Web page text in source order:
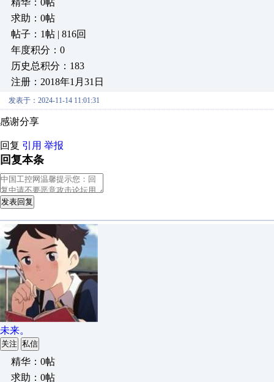
精华：0帖
求助：0帖
帖子：1帖 | 816回
年度积分：0
历史总积分：183
注册：2018年1月31日
发表于：2024-11-14 11:01:31
感谢分享
回复 引用 举报
回复本条
发表回复
未来。
关注 私信
精华：0帖
求助：0帖